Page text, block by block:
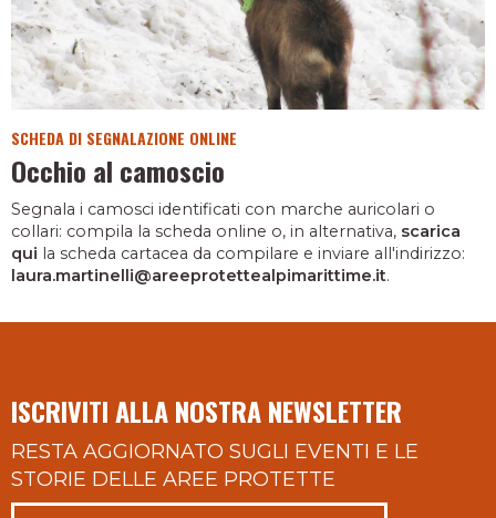
SCHEDA DI SEGNALAZIONE ONLINE
Occhio al camoscio
Segnala i camosci identificati con marche auricolari o
collari: compila la scheda online o, in alternativa, scarica
qui la scheda cartacea da compilare e inviare all'indirizzo:
laura.martinelli@areeprotettealpimarittime.it.
ISCRIVITI ALLA NOSTRA NEWSLETTER
RESTA AGGIORNATO SUGLI EVENTI E LE
STORIE DELLE AREE PROTETTE